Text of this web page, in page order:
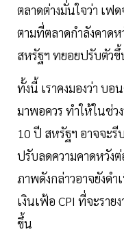
ตลาดต่างมั่นใจว่า เฟ
ตามที่ตลาดกำลังคาด
สหรัฐฯ ทยอยปรับตัว
ทั้งนี้ เราคงมองว่า บ
มาพอควร ทำให้ในช่ว
10 ปี สหรัฐฯ อาจจะรี
ปรับลดความคาดหวัง
ภาพดังกล่าวอาจยังดำ
เงินเฟ้อ CPI ที่จะรา
ขึ้น